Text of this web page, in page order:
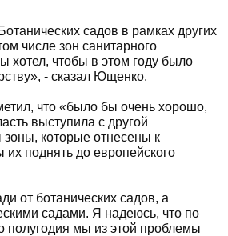
садов в рамках других
числе зон санитарного
хотел, чтобы в этом году было
- сказал Ющенко.
что «было бы очень хорошо,
выступила с другой
зоны, которые отнесены к
поднять до европейского
от ботанических садов, а
садами. Я надеюсь, что по
полугодия мы из этой проблемы